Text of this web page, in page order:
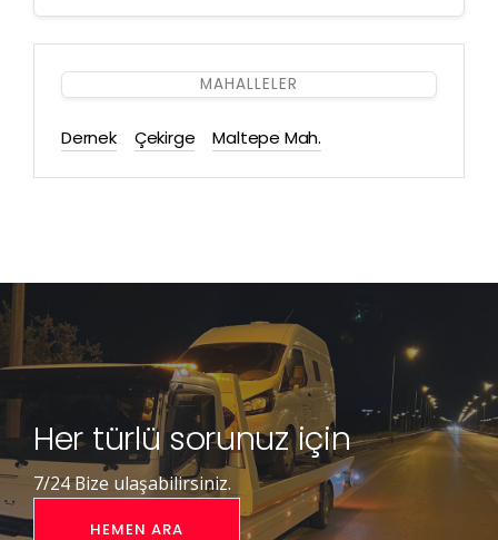
MAHALLELER
Dernek Çekirge Maltepe Mah.
Her türlü sorunuz için
7/24 Bize ulaşabilirsiniz.
HEMEN ARA